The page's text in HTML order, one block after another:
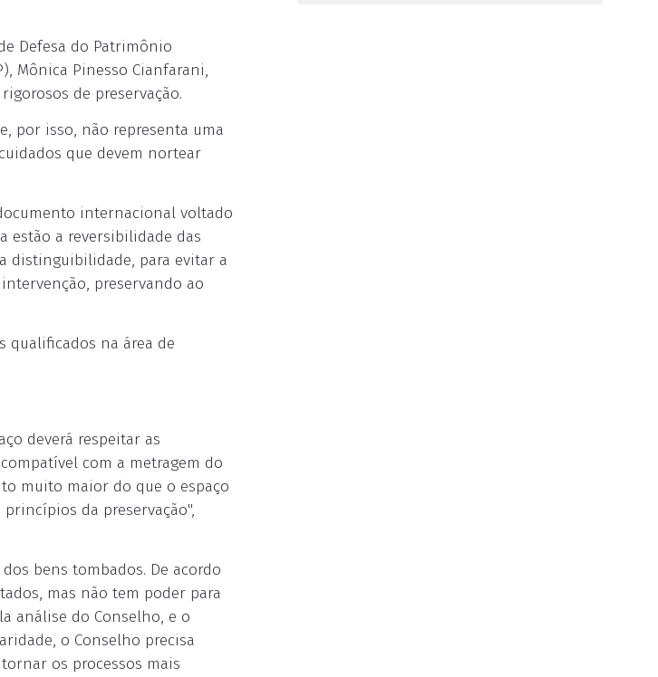
Defesa do Patrimônio
Mônica Pinesso Cianfarani,
de preservação.
por isso, não representa uma
que devem nortear
internacional voltado
estão a reversibilidade das
distinguibilidade, para evitar a
preservando ao
qualificados na área de
deverá respeitar as
com a metragem do
muito maior do que o espaço
da preservação",
bens tombados. De acordo
mas não tem poder para
análise do Conselho, e o
o Conselho precisa
os processos mais